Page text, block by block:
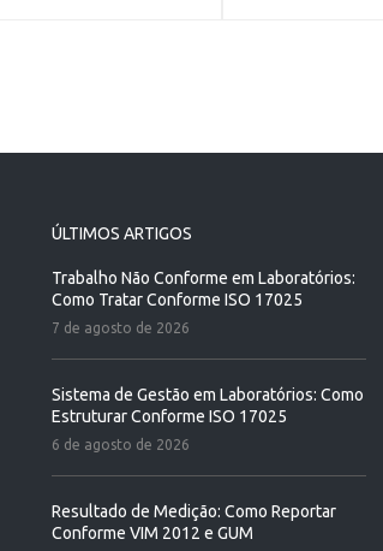
ÚLTIMOS ARTIGOS
Trabalho Não Conforme em Laboratórios:
Como Tratar Conforme ISO 17025
7 de agosto de 2026
Sistema de Gestão em Laboratórios: Como
Estruturar Conforme ISO 17025
6 de agosto de 2026
Resultado de Medição: Como Reportar
Conforme VIM 2012 e GUM